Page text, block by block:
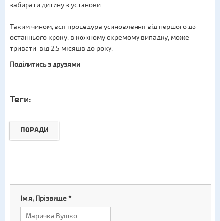
забирати дитину з установи.
Таким чином, вся процедура усиновлення від першого до
останнього кроку, в кожному окремому випадку, може
тривати від 2,5 місяців до року.
Поділитись з друзями
Теги:
ПОРАДИ
Ім'я, Прізвище*